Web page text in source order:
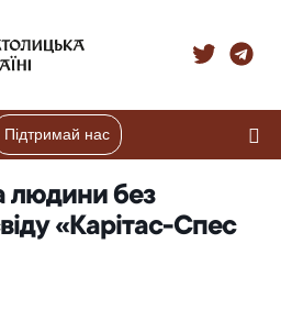
Підтримай нас
людини без
«Карітас-Спес